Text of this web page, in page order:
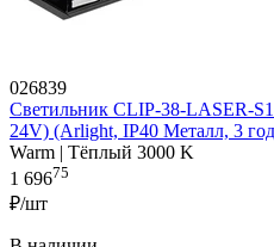
026839
Светильник CLIP-38-LASER-
24V) (Arlight, IP40 Металл, 3
Warm | Тёплый 3000 K
1 69675
₽/шт